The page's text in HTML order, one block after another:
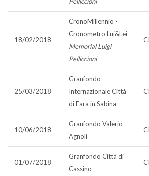
18/02/2018
CronoMillennio -
Cronometro Lui&Lei
Memorial Luigi
Pelliccioni
25/03/2018
Granfondo
Internazionale Città
di Fara in Sabina
10/06/2018
Granfondo Valerio
Agnoli
01/07/2018
Granfondo Città di
Cassino